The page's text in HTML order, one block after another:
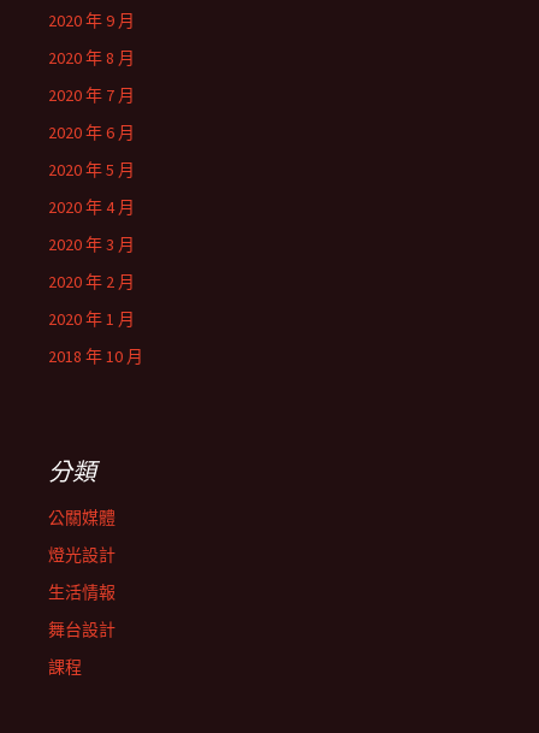
2020 年 9 月
2020 年 8 月
2020 年 7 月
2020 年 6 月
2020 年 5 月
2020 年 4 月
2020 年 3 月
2020 年 2 月
2020 年 1 月
2018 年 10 月
分類
公關媒體
燈光設計
生活情報
舞台設計
課程